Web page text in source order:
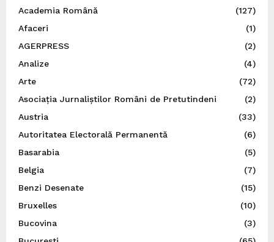
Academia Română
(127)
Afaceri
(1)
AGERPRESS
(2)
Analize
(4)
Arte
(72)
Asociația Jurnaliștilor Români de Pretutindeni
(2)
Austria
(33)
Autoritatea Electorală Permanentă
(6)
Basarabia
(5)
Belgia
(7)
Benzi Desenate
(15)
Bruxelles
(10)
Bucovina
(3)